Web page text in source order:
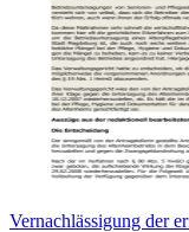
Vernachlässigung der